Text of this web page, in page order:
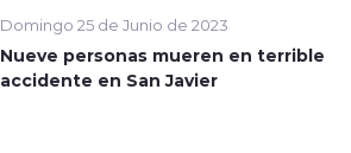
Domingo 25 de Junio de 2023
Nueve personas mueren en terrible
accidente en San Javier